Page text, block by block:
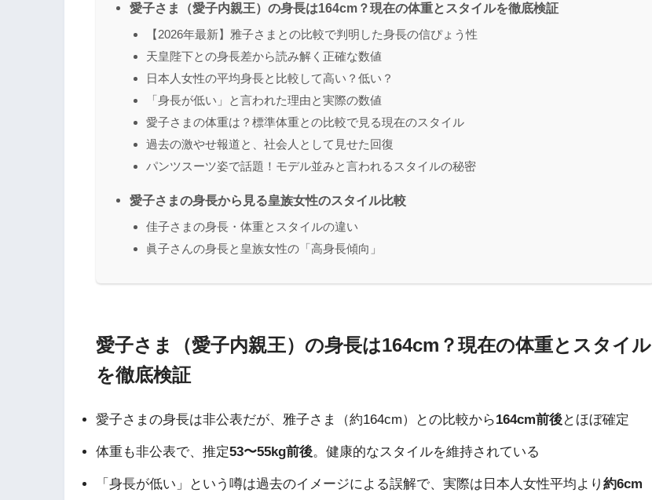
愛子さま（愛子内親王）の身長は164cm？現在の体重とスタイルを徹底検証
【2026年最新】雅子さまとの比較で判明した身長の信ぴょう性
天皇陛下との身長差から読み解く正確な数値
日本人女性の平均身長と比較して高い？低い？
「身長が低い」と言われた理由と実際の数値
愛子さまの体重は？標準体重との比較で見る現在のスタイル
過去の激やせ報道と、社会人として見せた回復
パンツスーツ姿で話題！モデル並みと言われるスタイルの秘密
愛子さまの身長から見る皇族女性のスタイル比較
佳子さまの身長・体重とスタイルの違い
眞子さんの身長と皇族女性の「高身長傾向」
愛子さま（愛子内親王）の身長は164cm？現在の体重とスタイル
を徹底検証
愛子さまの身長は非公表だが、雅子さま（約164cm）との比較から164cm前後とほぼ確定
体重も非公表で、推定53〜55kg前後。健康的なスタイルを維持されている
「身長が低い」という噂は過去のイメージによる誤解で、実際は日本人女性平均より 約6cm